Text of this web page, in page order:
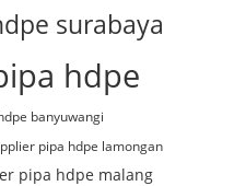
surabaya
hdpe
banyuwangi
pipa hdpe lamongan
pipa hdpe malang